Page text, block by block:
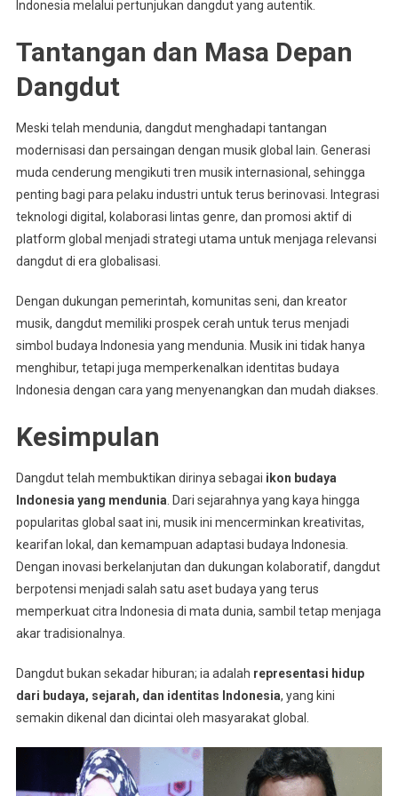
Indonesia melalui pertunjukan dangdut yang autentik.
Tantangan dan Masa Depan
Dangdut
Meski telah mendunia, dangdut menghadapi tantangan
modernisasi dan persaingan dengan musik global lain. Generasi
muda cenderung mengikuti tren musik internasional, sehingga
penting bagi para pelaku industri untuk terus berinovasi. Integrasi
teknologi digital, kolaborasi lintas genre, dan promosi aktif di
platform global menjadi strategi utama untuk menjaga relevansi
dangdut di era globalisasi.
Dengan dukungan pemerintah, komunitas seni, dan kreator
musik, dangdut memiliki prospek cerah untuk terus menjadi
simbol budaya Indonesia yang mendunia. Musik ini tidak hanya
menghibur, tetapi juga memperkenalkan identitas budaya
Indonesia dengan cara yang menyenangkan dan mudah diakses.
Kesimpulan
Dangdut telah membuktikan dirinya sebagai ikon budaya
Indonesia yang mendunia . Dari sejarahnya yang kaya hingga
popularitas global saat ini, musik ini mencerminkan kreativitas,
kearifan lokal, dan kemampuan adaptasi budaya Indonesia.
Dengan inovasi berkelanjutan dan dukungan kolaboratif, dangdut
berpotensi menjadi salah satu aset budaya yang terus
memperkuat citra Indonesia di mata dunia, sambil tetap menjaga
akar tradisionalnya.
Dangdut bukan sekadar hiburan; ia adalah representasi hidup
dari budaya, sejarah, dan identitas Indonesia, yang kini
semakin dikenal dan dicintai oleh masyarakat global.